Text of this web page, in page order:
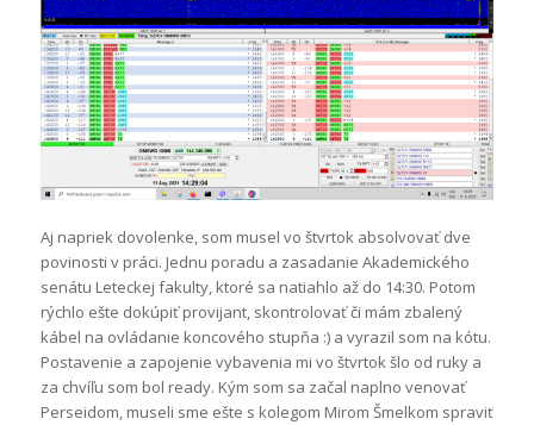
Aj napriek dovolenke, som musel vo štvrtok absolvovať dve
povinosti v práci. Jednu poradu a zasadanie Akademického
senátu Leteckej fakulty, ktoré sa natiahlo až do 14:30. Potom
rýchlo ešte dokúpiť provijant, skontrolovať či mám zbalený
kábel na ovládanie koncového stupňa :) a vyrazil som na kótu.
Postavenie a zapojenie vybavenia mi vo štvrtok šlo od ruky a
za chvíľu som bol ready. Kým som sa začal naplno venovať
Perseidom, museli sme ešte s kolegom Mirom Šmelkom spraviť